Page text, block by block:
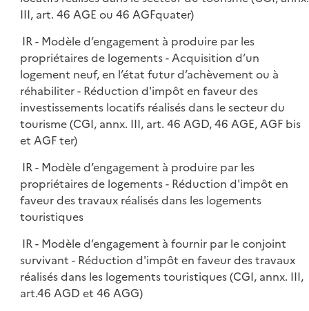
III, art. 46 AGE ou 46 AGFquater)
IR - Modèle d’engagement à produire par les
propriétaires de logements - Acquisition d’un
logement neuf, en l’état futur d’achèvement ou à
réhabiliter - Réduction d'impôt en faveur des
investissements locatifs réalisés dans le secteur du
tourisme (CGI, annx. III, art. 46 AGD, 46 AGE, AGF bis
et AGF ter)
IR - Modèle d’engagement à produire par les
propriétaires de logements - Réduction d'impôt en
faveur des travaux réalisés dans les logements
touristiques
IR - Modèle d’engagement à fournir par le conjoint
survivant - Réduction d'impôt en faveur des travaux
réalisés dans les logements touristiques (CGI, annx. III,
art.46 AGD et 46 AGG)